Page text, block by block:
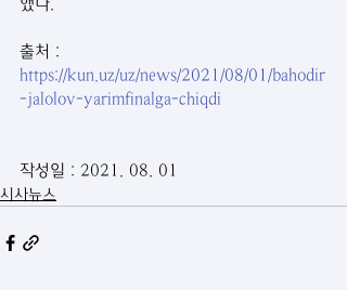
출처 :
https://kun.uz/uz/news/2021/08/01/bahodir
-jalolov-yarimfinalga-chiqdi
작성일 : 2021. 08. 01
시사뉴스